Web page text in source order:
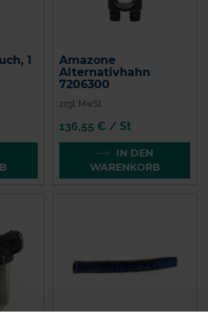
1
Amazone
Alternativhahn
7206300
zzgl. MwSt.
136,55 € / St
IN DEN
WARENKORB